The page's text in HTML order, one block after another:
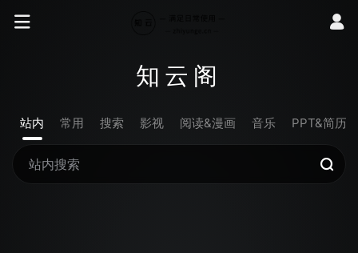
知云阁
站内 常用 搜索 影视 阅读&漫画 音乐 PPT&简历